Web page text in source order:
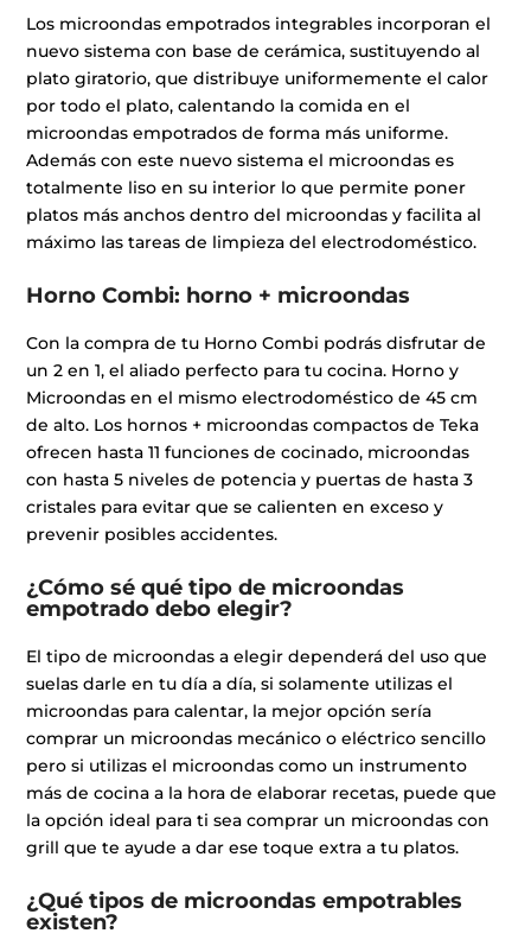
Los microondas empotrados integrables incorporan el
nuevo sistema con base de cerámica, sustituyendo al
plato giratorio, que distribuye uniformemente el calor
por todo el plato, calentando la comida en el
microondas empotrados de forma más uniforme.
Además con este nuevo sistema el microondas es
totalmente liso en su interior lo que permite poner
platos más anchos dentro del microondas y facilita al
máximo las tareas de limpieza del electrodoméstico.
Horno Combi: horno + microondas
Con la compra de tu Horno Combi podrás disfrutar de
un 2 en 1, el aliado perfecto para tu cocina. Horno y
Microondas en el mismo electrodoméstico de 45 cm
de alto. Los hornos + microondas compactos de Teka
ofrecen hasta 11 funciones de cocinado, microondas
con hasta 5 niveles de potencia y puertas de hasta 3
cristales para evitar que se calienten en exceso y
prevenir posibles accidentes.
¿Cómo sé qué tipo de microondas
empotrado debo elegir?
El tipo de microondas a elegir dependerá del uso que
suelas darle en tu día a día, si solamente utilizas el
microondas para calentar, la mejor opción sería
comprar un microondas mecánico o eléctrico sencillo
pero si utilizas el microondas como un instrumento
más de cocina a la hora de elaborar recetas, puede que
la opción ideal para ti sea comprar un microondas con
grill que te ayude a dar ese toque extra a tu platos.
¿Qué tipos de microondas empotrables
existen?